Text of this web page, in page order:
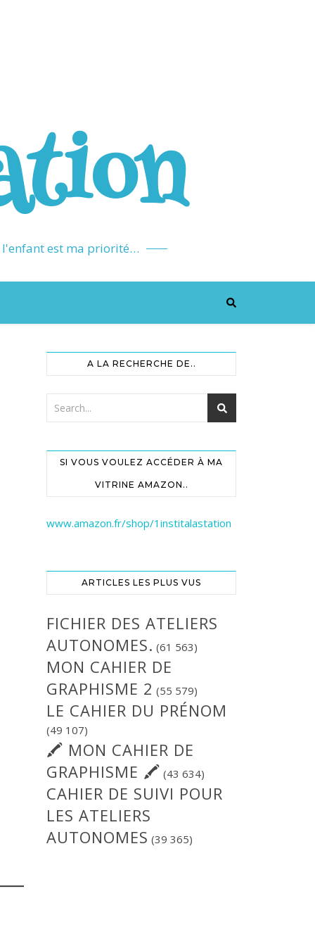
l'enfant est ma priorité…
A LA RECHERCHE DE..
SI VOUS VOULEZ ACCÉDER À MA
VITRINE AMAZON..
www.amazon.fr/shop/1institalastation
ARTICLES LES PLUS VUS
FICHIER DES ATELIERS
AUTONOMES. (61 563)
MON CAHIER DE
GRAPHISME 2 (55 579)
LE CAHIER DU PRÉNOM
(49 107)
🖍 MON CAHIER DE
GRAPHISME 🖍 (43 634)
CAHIER DE SUIVI POUR
LES ATELIERS
AUTONOMES (39 365)